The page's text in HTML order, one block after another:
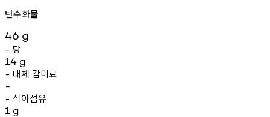
탄수화물
46 g
- 당
14 g
- 대체 감미료
-
- 식이섬유
1 g